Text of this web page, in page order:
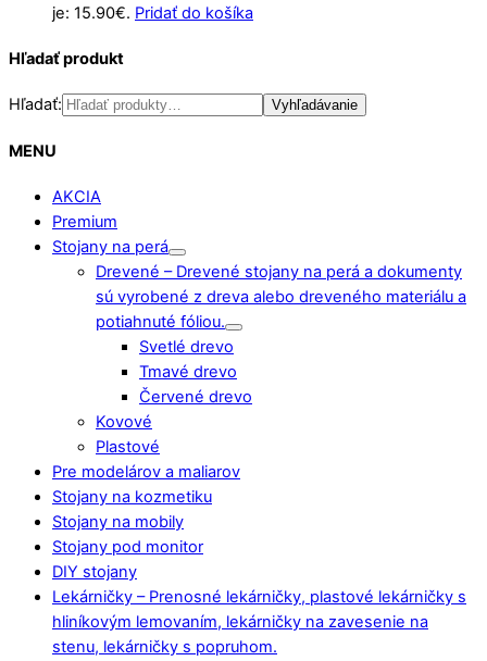
je: 15.90€. Pridať do košíka
Hľadať produkt
Hľadať: Vyhľadávanie
MENU
AKCIA
Premium
Stojany na perá
Drevené – Drevené stojany na perá a dokumenty
sú vyrobené z dreva alebo dreveného materiálu a
potiahnuté fóliou.
Svetlé drevo
Tmavé drevo
Červené drevo
Kovové
Plastové
Pre modelárov a maliarov
Stojany na kozmetiku
Stojany na mobily
Stojany pod monitor
DIY stojany
Lekárničky – Prenosné lekárničky, plastové lekárničky s
hliníkovým lemovaním, lekárničky na zavesenie na
stenu, lekárničky s popruhom.